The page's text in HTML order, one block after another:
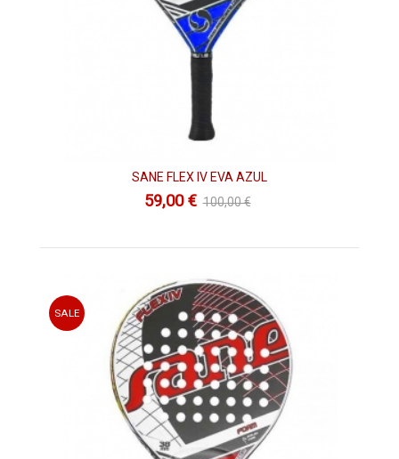
SANE FLEX IV EVA AZUL
59,00 € 100,00 €
SALE